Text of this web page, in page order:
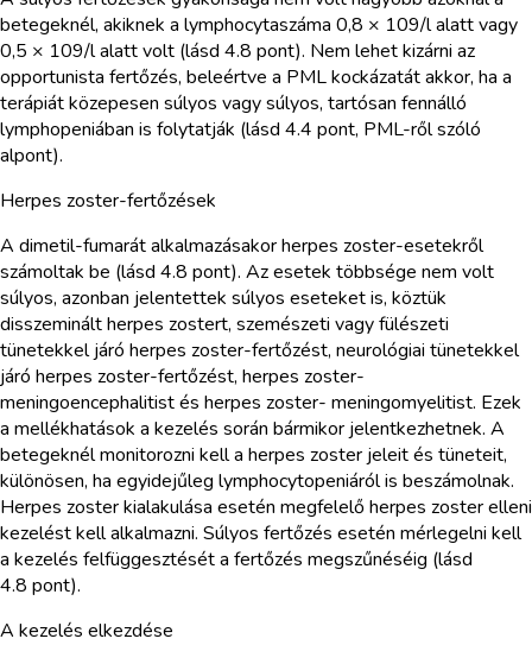
betegeknél, akiknek a lymphocytaszáma 0,8 × 109/l alatt vagy
0,5 × 109/l alatt volt (lásd 4.8 pont). Nem lehet kizárni az
opportunista fertőzés, beleértve a PML kockázatát akkor, ha a
terápiát közepesen súlyos vagy súlyos, tartósan fennálló
lymphopeniában is folytatják (lásd 4.4 pont, PML-ről szóló
alpont).
Herpes zoster-fertőzések
A dimetil-fumarát alkalmazásakor herpes zoster-esetekről
számoltak be (lásd 4.8 pont). Az esetek többsége nem volt
súlyos, azonban jelentettek súlyos eseteket is, köztük
disszeminált herpes zostert, szemészeti vagy fülészeti
tünetekkel járó herpes zoster-fertőzést, neurológiai tünetekkel
járó herpes zoster-fertőzést, herpes zoster-
meningoencephalitist és herpes zoster- meningomyelitist. Ezek
a mellékhatások a kezelés során bármikor jelentkezhetnek. A
betegeknél monitorozni kell a herpes zoster jeleit és tüneteit,
különösen, ha egyidejűleg lymphocytopeniáról is beszámolnak.
Herpes zoster kialakulása esetén megfelelő herpes zoster elleni
kezelést kell alkalmazni. Súlyos fertőzés esetén mérlegelni kell
a kezelés felfüggesztését a fertőzés megszűnéséig (lásd
4.8 pont).
A kezelés elkezdése